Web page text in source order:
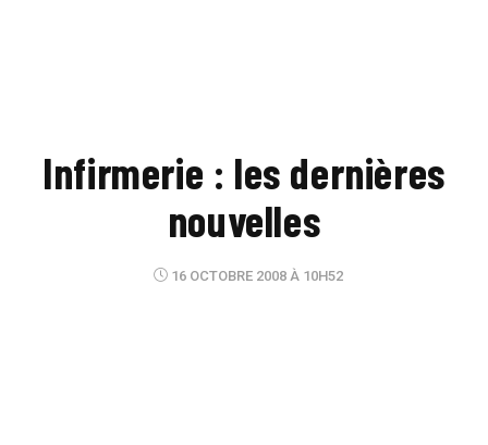
Infirmerie : les dernières
nouvelles
16 OCTOBRE 2008 À 10H52